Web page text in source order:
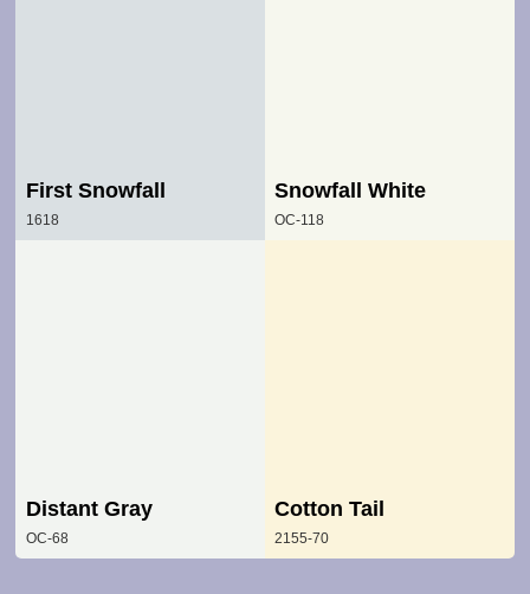
First Snowfall
1618
Snowfall White
OC-118
Distant Gray
OC-68
Cotton Tail
2155-70